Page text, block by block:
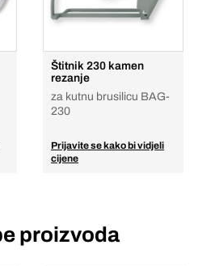
Štitnik 230 kamen
rezanje
za kutnu brusilicu BAG-
230
Prijavite se kako bi vidjeli
cijene
proizvoda